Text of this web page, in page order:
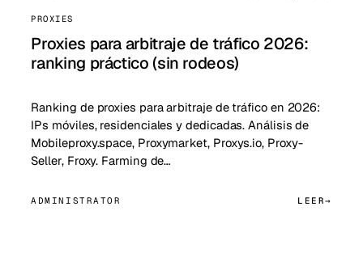
PROXIES
Proxies para arbitraje de tráfico 2026:
ranking práctico (sin rodeos)
Ranking de proxies para arbitraje de tráfico en 2026:
IPs móviles, residenciales y dedicadas. Análisis de
Mobileproxy.space, Proxymarket, Proxys.io, Proxy-
Seller, Froxy. Farming de…
ADMINISTRATOR LEER